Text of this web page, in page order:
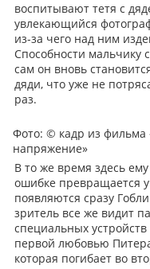
воспитывают тетя с
увлекающийся
из-за чего над ним
Способности мальчику
сам он вновь
дяди, что уже не
раз.
Фото: © кадр из фильма
напряжение»
В то же время здесь
ошибке превращается
появляются сразу
зритель все же видит
специальных
первой любовью
которая погибает во